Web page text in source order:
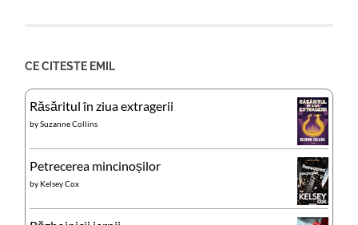
CE CITESTE EMIL
Răsăritul în ziua extragerii
bySuzanne Collins
Petrecerea mincinoșilor
by Kelsey Cox